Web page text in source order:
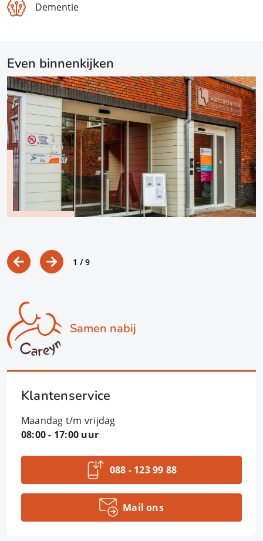
Dementie
Even binnenkijken
1 / 9
Samen nabij
Klantenservice
Maandag t/m vrijdag
08:00 - 17:00 uur
088 - 123 99 88
Mail ons